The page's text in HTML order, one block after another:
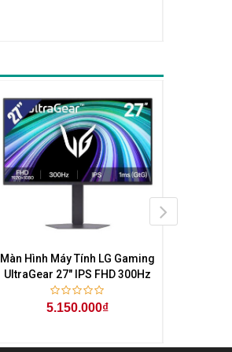
Màn Hình Máy Tính LG Gaming
UltraGear 27" IPS FHD 300Hz
5.150.000₫